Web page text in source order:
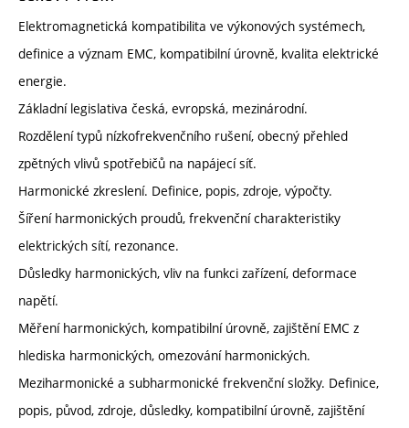
Elektromagnetická kompatibilita ve výkonových systémech,
definice a význam EMC, kompatibilní úrovně, kvalita elektrické
energie.
Základní legislativa česká, evropská, mezinárodní.
Rozdělení typů nízkofrekvenčního rušení, obecný přehled
zpětných vlivů spotřebičů na napájecí síť.
Harmonické zkreslení. Definice, popis, zdroje, výpočty.
Šíření harmonických proudů, frekvenční charakteristiky
elektrických sítí, rezonance.
Důsledky harmonických, vliv na funkci zařízení, deformace
napětí.
Měření harmonických, kompatibilní úrovně, zajištění EMC z
hlediska harmonických, omezování harmonických.
Meziharmonické a subharmonické frekvenční složky. Definice,
popis, původ, zdroje, důsledky, kompatibilní úrovně, zajištění